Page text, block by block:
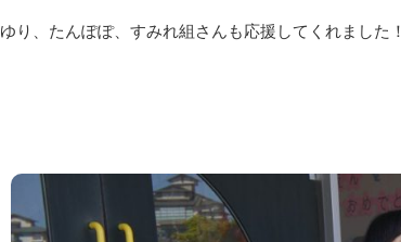
ゆり、たんぽぽ、すみれ組さんも応援してくれました！